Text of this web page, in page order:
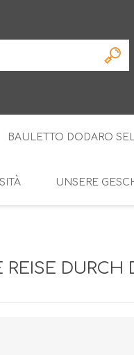
BAULETTO DODARO
UNSERE
DURCH